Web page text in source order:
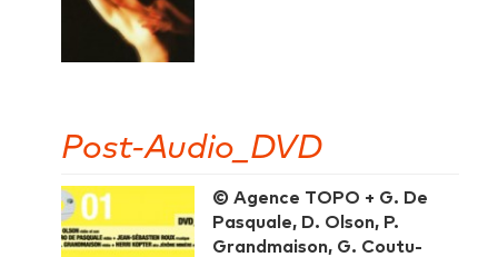
Post-Audio_DVD
© Agence TOPO + G. De
Pasquale, D. Olson, P.
Grandmaison, G. Coutu-